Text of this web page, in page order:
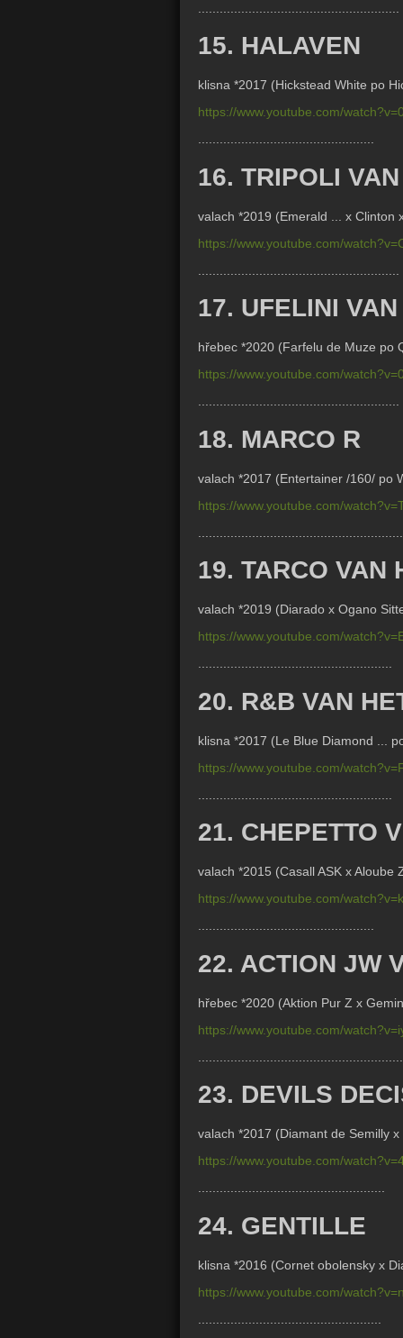
15. HALAVEN
klisna *2017 (Hickstead White po
https://www.youtube.com/
16. TRIPOLI
valach *2019 (Emerald ... x Clinton
https://www.youtube.com/
17. UFELINI
hřebec *2020 (Farfelu de Muze po
https://www.youtube.com/
18. MARCO R
valach *2017 (Entertainer /160/ po
https://www.youtube.com/
19. TARCO VAN
valach *2019 (Diarado x Ogano
https://www.youtube.com/
20. R&B VAN
klisna *2017 (Le Blue Diamond ...
https://www.youtube.com/
21. CHEPETTO
valach *2015 (Casall ASK x Aloube
https://www.youtube.com/
22. ACTION JW
hřebec *2020 (Aktion Pur Z x
https://www.youtube.com/
23. DEVILS
valach *2017 (Diamant de Semilly
https://www.youtube.com/
24. GENTILLE
klisna *2016 (Cornet obolensky x
https://www.youtube.com/